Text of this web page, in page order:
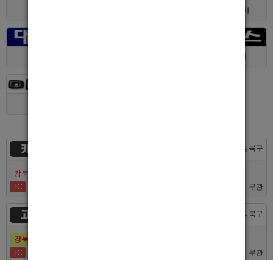
제주 > 서귀포시
카지노 서울 > 강북구
강북호빠 No1 남보도 프라다 성북, 노원, 강북, 수유 원콜
TC
무관
고추밭 서울 > 강북구
강북호빠 1등 수유 남자도우미(호빠) 고추밭에서 선수 구합니다
TC
무관